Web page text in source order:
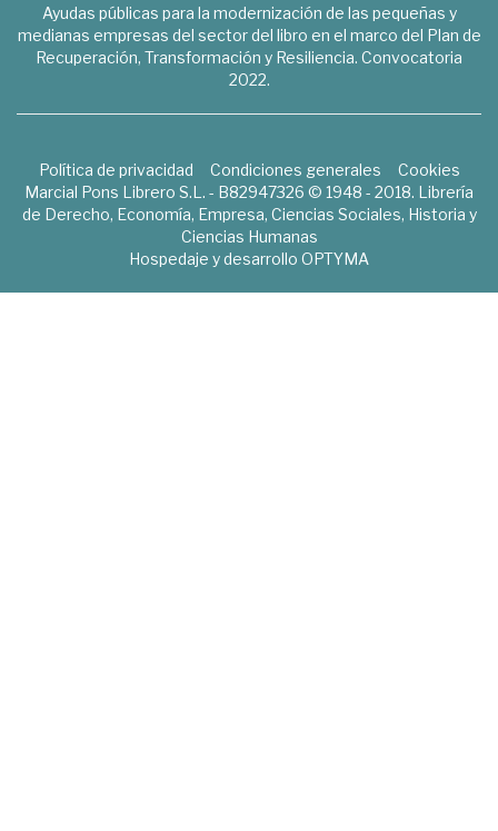
Ayudas públicas para la modernización de las pequeñas y
medianas empresas del sector del libro en el marco del Plan de
Recuperación, Transformación y Resiliencia. Convocatoria
2022.
Política de privacidad Condiciones generales
Cookies
Marcial Pons Librero S.L. - B82947326 © 1948 - 2018. Librería
de Derecho, Economía, Empresa, Ciencias Sociales, Historia y
Ciencias Humanas
Hospedaje y desarrollo OPTYMA